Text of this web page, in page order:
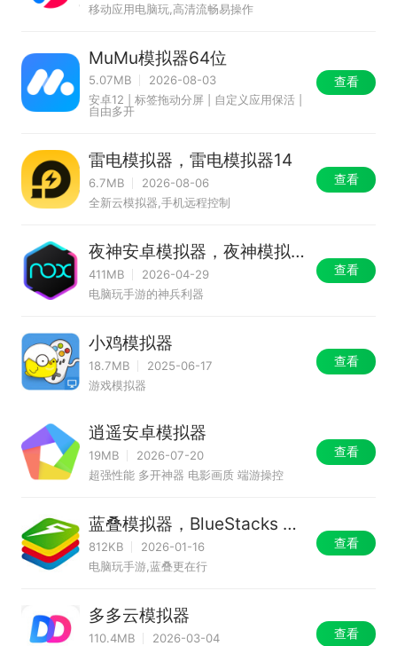
移动应用电脑玩,高清流畅易操作
MuMu模拟器64位
5.07MB
2026-08-03
安卓12 | 标签拖动分屏 | 自定义应用保活 |
自由多开
查看
雷电模拟器，雷电模拟器14
6.7MB
2026-08-06
全新云模拟器,手机远程控制
查看
夜神安卓模拟器，夜神模拟
器
411MB
2026-04-29
电脑玩手游的神兵利器
查看
小鸡模拟器
18.7MB
2025-06-17
游戏模拟器
查看
逍遥安卓模拟器
19MB
2026-07-20
超强性能 多开神器 电影画质 端游操控
查看
蓝叠模拟器，BlueStacks 5
China
812KB
2026-01-16
电脑玩手游,蓝叠更在行
查看
多多云模拟器
110.4MB
2026-03-04
查看